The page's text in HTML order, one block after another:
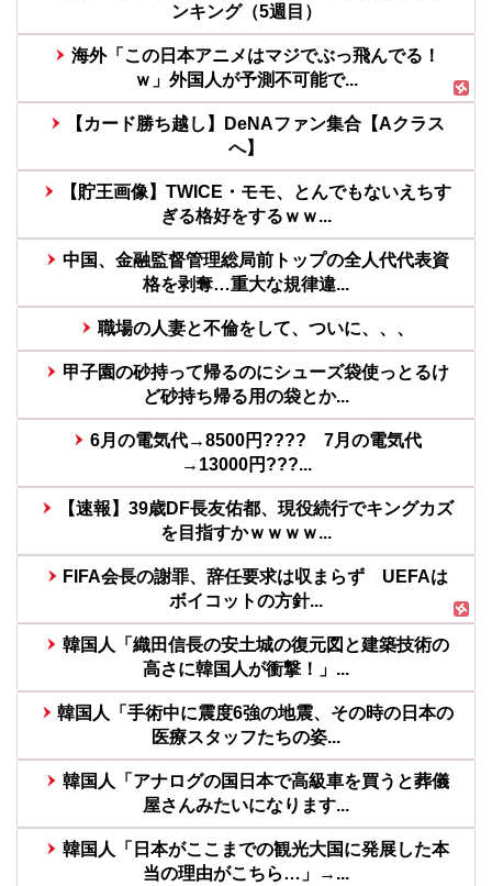
ンキング（5週目）
海外「この日本アニメはマジでぶっ飛んでる！
ｗ」外国人が予測不可能で...
【カード勝ち越し】DeNAファン集合【Aクラス
へ】
【貯王画像】TWICE・モモ、とんでもないえちす
ぎる格好をするｗｗ...
中国、金融監督管理総局前トップの全人代代表資
格を剥奪…重大な規律違...
職場の人妻と不倫をして、ついに、、、
甲子園の砂持って帰るのにシューズ袋使っとるけ
ど砂持ち帰る用の袋とか...
6月の電気代→8500円???? 7月の電気代
→13000円???...
【速報】39歳DF長友佑都、現役続行でキングカズ
を目指すかｗｗｗｗ...
FIFA会長の謝罪、辞任要求は収まらず UEFAは
ボイコットの方針...
韓国人「織田信長の安土城の復元図と建築技術の
高さに韓国人が衝撃！」...
韓国人「手術中に震度6強の地震、その時の日本の
医療スタッフたちの姿...
韓国人「アナログの国日本で高級車を買うと葬儀
屋さんみたいになります...
韓国人「日本がここまでの観光大国に発展した本
当の理由がこちら…」→...